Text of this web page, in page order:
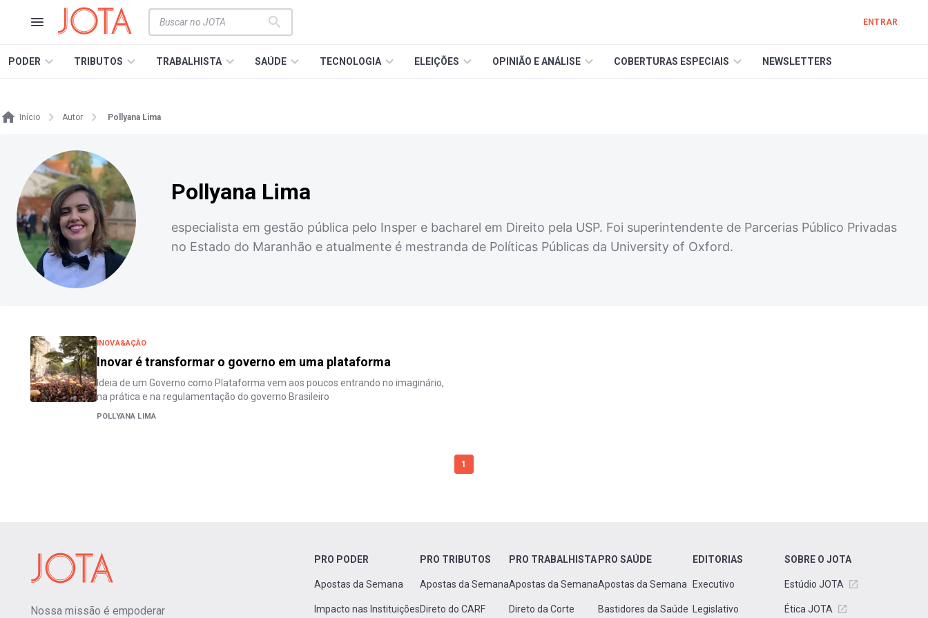
ENTRAR
PODER TRIBUTOS TRABALHISTA SAÚDE TECNOLOGIA ELEIÇÕES OPINIÃO E ANÁLISE COBERTURAS ESPECIAIS NEWSLETTERS
Início Autor Pollyana Lima
Pollyana Lima
especialista em gestão pública pelo Insper e bacharel em Direito pela USP. Foi superintendente de Parcerias Público Privadas
no Estado do Maranhão e atualmente é mestranda de Políticas Públicas da University of Oxford.
INOVA&AÇÃO
Inovar é transformar o governo em uma plataforma
Ideia de um Governo como Plataforma vem aos poucos entrando no imaginário,
na prática e na regulamentação do governo Brasileiro
POLLYANA LIMA
1
Nossa missão é empoderar
PRO PODER
Apostas da Semana
Impacto nas Instituições
PRO TRIBUTOS
Apostas da Semana
Direto do CARF
PRO TRABALHISTA
Apostas da Semana
Direto da Corte
PRO SAÚDE
Apostas da Semana
Bastidores da Saúde
EDITORIAS
Executivo
Legislativo
SOBRE O JOTA
Estúdio JOTA
Ética JOTA